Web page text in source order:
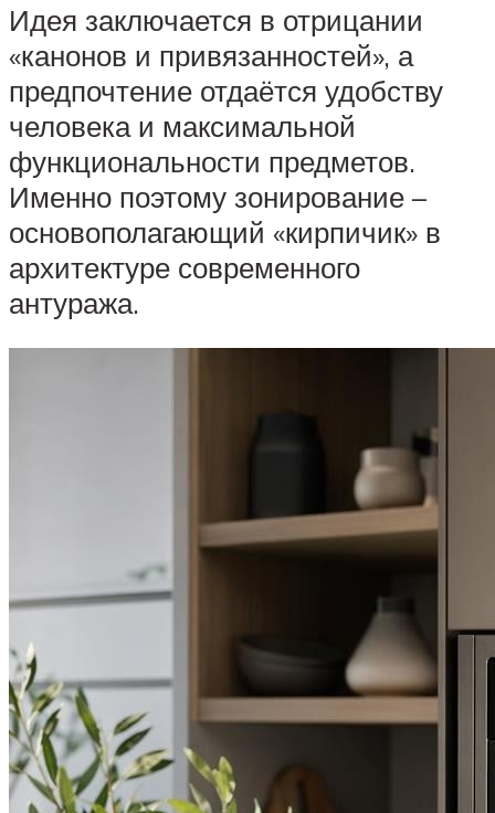
Идея заключается в отрицании
«канонов и привязанностей», а
предпочтение отдаётся удобству
человека и максимальной
функциональности предметов.
Именно поэтому зонирование –
основополагающий «кирпичик» в
архитектуре современного
антуража.